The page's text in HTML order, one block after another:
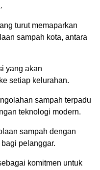
turut memaparkan
sampah kota, antara
yang akan
setiap kelurahan.
sampah terpadu
teknologi modern.
sampah dengan
pelanggar.
komitmen untuk